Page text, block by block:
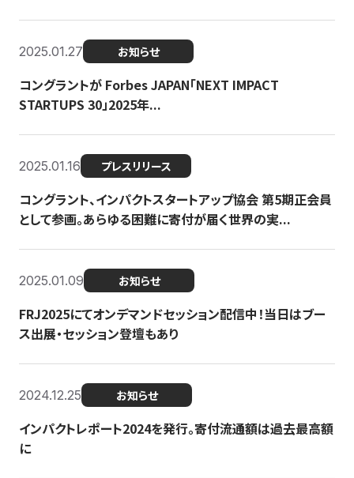
2025.01.27 お知らせ
コングラントが Forbes JAPAN「NEXT IMPACT
STARTUPS 30」2025年...
2025.01.16 プレスリリース
コングラント、インパクトスタートアップ協会 第5期正会員
として参画。あらゆる困難に寄付が届く世界の実...
2025.01.09 お知らせ
FRJ2025にてオンデマンドセッション配信中！当日はブー
ス出展・セッション登壇もあり
2024.12.25 お知らせ
インパクトレポート2024を発行。寄付流通額は過去最高額
に